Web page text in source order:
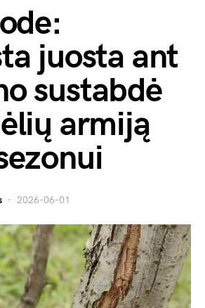
juosta ant
sustabdė
armiją
2026-06-01